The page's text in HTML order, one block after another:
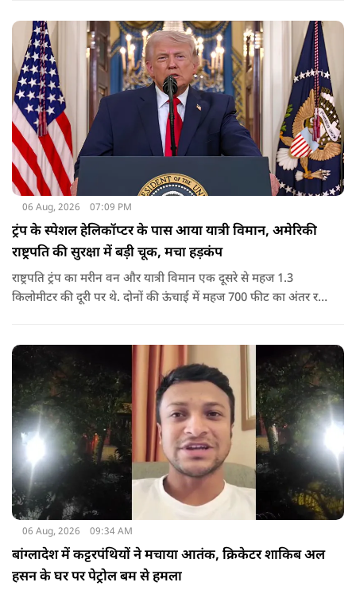
06 Aug, 2026 07:09 PM
ट्रंप के स्पेशल हेलिकॉप्टर के पास आया यात्री विमान, अमेरिकी
राष्ट्रपति की सुरक्षा में बड़ी चूक, मचा हड़कंप
राष्ट्रपति ट्रंप का मरीन वन और यात्री विमान एक दूसरे से महज 1.3
किलोमीटर की दूरी पर थे. दोनों की ऊंचाई में महज 700 फीट का अंतर रह
06 Aug, 2026 09:34 AM
बांग्लादेश में कट्टरपंथियों ने मचाया आतंक, क्रिकेटर शाकिब अल
हसन के घर पर पेट्रोल बम से हमला